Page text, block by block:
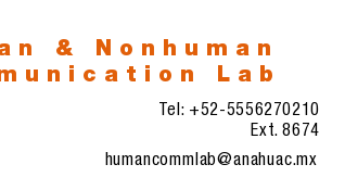
& Nonhuman
Lab
Tel: +52-5556270210
Ext. 8674
humancommlab@anahuac.mx